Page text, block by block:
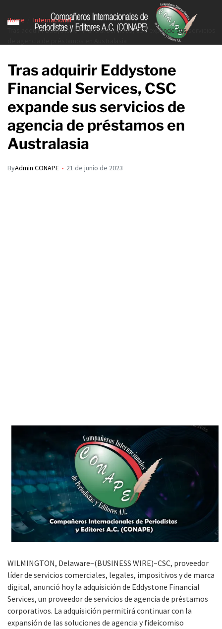
Home
Internacional
Tras adquirir Eddystone Financial Services, CSC expande sus servicios
Tras adquirir Eddystone
Financial Services, CSC
expande sus servicios de
agencia de préstamos en
Australasia
ByAdmin CONAPE 21 de junio de 2023
WILMINGTON, Delaware–(BUSINESS WIRE)–CSC, proveedor
líder de servicios comerciales, legales, impositivos y de marca
digital, anunció hoy la adquisición de Eddystone Financial
Services, un proveedor de servicios de agencia de préstamos
corporativos. La adquisición permitirá continuar con la
expansión de las soluciones de agencia y fideicomiso